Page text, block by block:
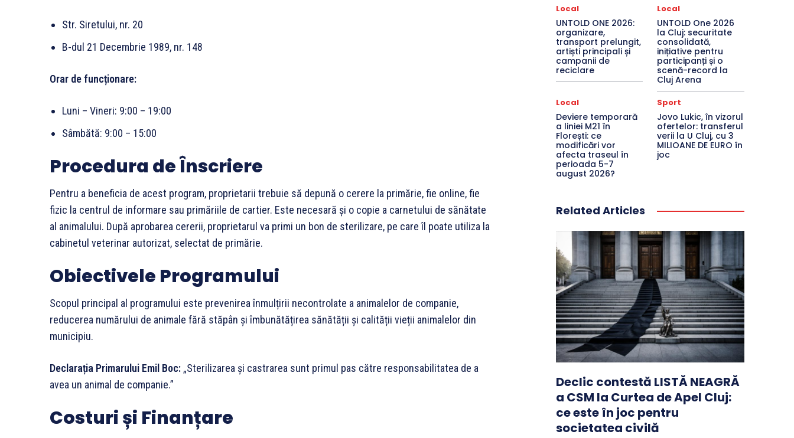
Str. Siretului, nr. 20
B-dul 21 Decembrie 1989, nr. 148
Orar de funcționare:
Luni – Vineri: 9:00 – 19:00
Sâmbătă: 9:00 – 15:00
Procedura de Înscriere
Pentru a beneficia de acest program, proprietarii trebuie să depună o cerere la primărie, fie online, fie
fizic la centrul de informare sau primăriile de cartier. Este necesară și o copie a carnetului de sănătate
al animalului. După aprobarea cererii, proprietarul va primi un bon de sterilizare, pe care îl poate utiliza la
cabinetul veterinar autorizat, selectat de primărie.
Obiectivele Programului
Scopul principal al programului este prevenirea înmulțirii necontrolate a animalelor de companie,
reducerea numărului de animale fără stăpân și îmbunătățirea sănătății și calității vieții animalelor din
municipiu.
Declarația Primarului Emil Boc: „Sterilizarea și castrarea sunt primul pas către responsabilitatea de a
avea un animal de companie.”
Costuri și Finanțare
Local
UNTOLD ONE 2026:
organizare,
transport prelungit,
artiști principali și
campanii de
reciclare
Local
UNTOLD One 2026
la Cluj: securitate
consolidată,
inițiative pentru
participanți și o
scenă-record la
Cluj Arena
Local
Deviere temporară
a liniei M21 în
Florești: ce
modificări vor
afecta traseul în
perioada 5-7
august 2026?
Sport
Jovo Lukic, în vizorul
ofertelor: transferul
verii la U Cluj, cu 3
MILIOANE DE EURO în
joc
Related Articles
Declic contestă LISTĂ NEAGRĂ
a CSM la Curtea de Apel Cluj:
ce este în joc pentru
societatea civilă